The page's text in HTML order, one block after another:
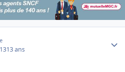
13 ans